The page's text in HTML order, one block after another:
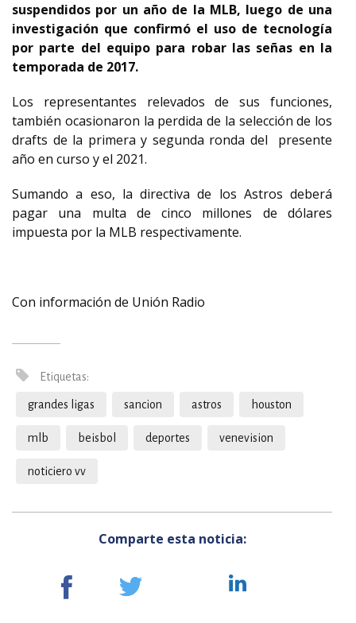
suspendidos por un año de la MLB, luego de una
investigación que confirmó el uso de tecnología
por parte del equipo para robar las señas en la
temporada de 2017.
Los representantes relevados de sus funciones,
también ocasionaron la perdida de la selección de los
drafts de la primera y segunda ronda del
presente
año en curso y el 2021.
Sumando a eso, la directiva de los Astros deberá
pagar una multa de cinco millones de dólares
impuesta por la MLB respectivamente.
Con información de Unión Radio
Etiquetas:
grandes ligas sancion astros houston
mlb beisbol deportes venevision
noticiero vv
Comparte esta noticia: